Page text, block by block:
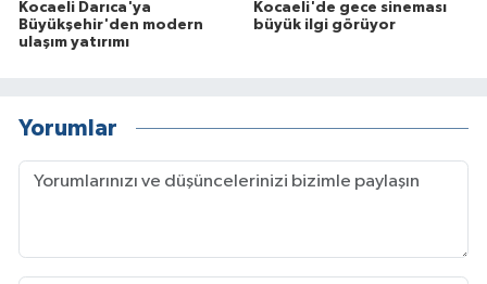
Kocaeli Darıca'ya
Büyükşehir'den modern
ulaşım yatırımı
Kocaeli'de gece sineması
büyük ilgi görüyor
Yorumlar